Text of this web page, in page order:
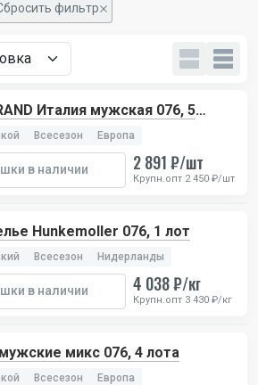
фильтр
Италия мужская 076, 5
Всесезон Европа
в наличии 2 891 ₽/шт
Крупн.опт 2 450 ₽/шт
Hunkemoller 076, 1 лот
Всесезон Нидерланды
в наличии 4 038 ₽/кг
Крупн.опт 3 430 ₽/кг
микс 076, 4 лота
Всесезон Европа